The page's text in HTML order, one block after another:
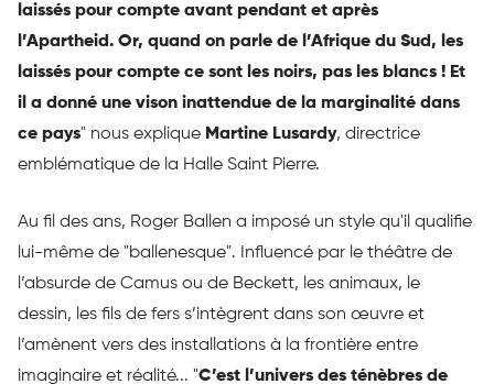
laissés pour compte avant pendant et après
l’Apartheid. Or, quand on parle de l’Afrique du Sud, les
laissés pour compte ce sont les noirs, pas les blancs ! Et
il a donné une vison inattendue de la marginalité dans
ce pays" nous explique Martine Lusardy, directrice
emblématique de la Halle Saint Pierre.
Au fil des ans, Roger Ballen a imposé un style qu'il qualifie
lui-même de "ballenesque". Influencé par le théâtre de
l’absurde de Camus ou de Beckett, les animaux, le
dessin, les fils de fers s’intègrent dans son œuvre et
l’amènent vers des installations à la frontière entre
imaginaire et réalité... "C’est l’univers des ténèbres de